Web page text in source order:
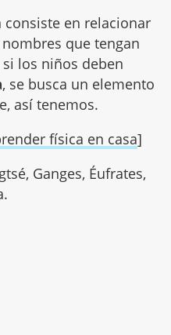
consiste en relacionar
que tengan
los niños deben
, se busca un elemento
así tenemos.
física en casa]
Ganges, Éufrates,